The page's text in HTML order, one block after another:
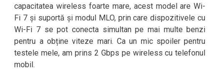
capacitatea wireless foarte mare, acest model are Wi-
Fi 7 și suportă și modul MLO, prin care dispozitivele cu
Wi-Fi 7 se pot conecta simultan pe mai multe benzi
pentru a obține viteze mari. Ca un mic spoiler pentru
testele mele, am prins 2 Gbps pe wireless cu telefonul
mobil.